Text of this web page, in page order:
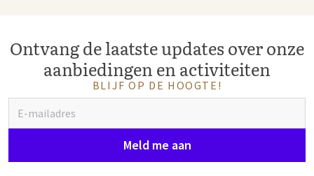
Ontvang de laatste updates over onze
aanbiedingen en activiteiten
BLIJF OP DE HOOGTE!
Meld me aan